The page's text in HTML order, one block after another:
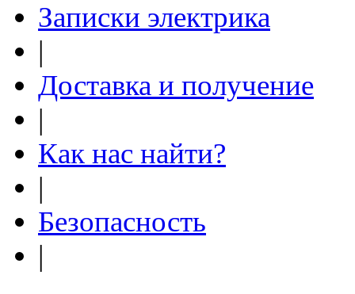
Записки электрика
|
Доставка и получение
|
Как нас найти?
|
Безопасность
|